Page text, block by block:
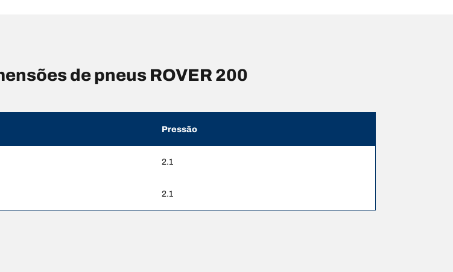
de pneus ROVER 200
Pressão
2.1
2.1